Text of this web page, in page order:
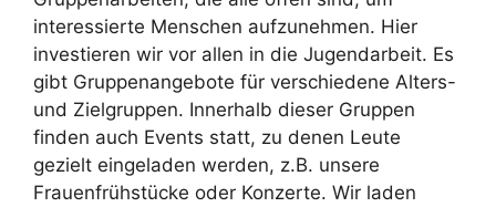
interessierte Menschen aufzunehmen. Hier
investieren wir vor allen in die Jugendarbeit. Es
gibt Gruppenangebote für verschiedene Alters-
und Zielgruppen. Innerhalb dieser Gruppen
finden auch Events statt, zu denen Leute
gezielt eingeladen werden, z.B. unsere
Frauenfrühstücke oder Konzerte. Wir laden